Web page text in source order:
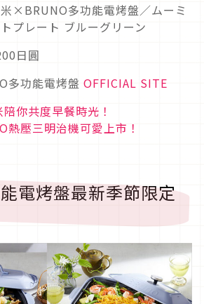
×BRUNO多功能電烤盤／ムーミ
プレート ブルーグリーン
日圓
功能電烤盤 OFFICIAL SITE
你共度早餐時光！
壓三明治機可愛上市！
電烤盤最新季節限定